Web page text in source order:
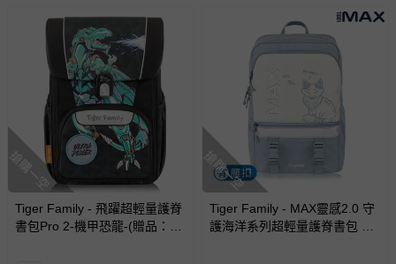
搶購一空
Tiger Family - 飛躍超輕量護脊
書包Pro 2-機甲恐龍-(贈品：文
搶購一空
Tiger Family - MAX靈感2.0 守
護海洋系列超輕量護脊書包 Pro